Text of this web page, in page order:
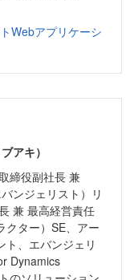
Webアプリケーシ
アキ）
締役副社長 兼
ンジェリスト）リ
兼 最高経営責任
クター）SE、アー
ト、エバンジェリ
Dynamics